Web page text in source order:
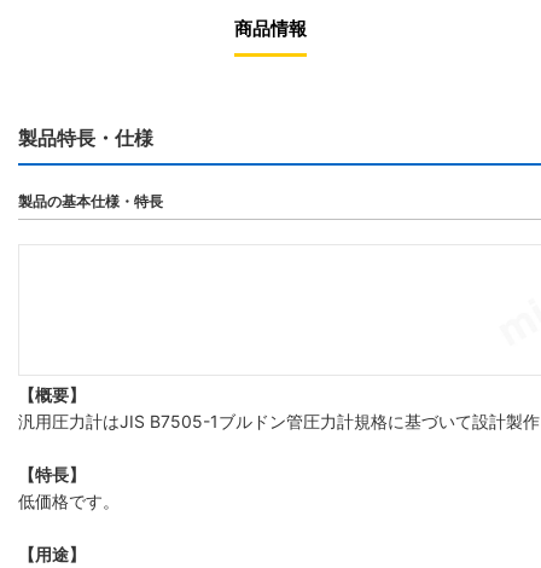
商品情報
製品特長・仕様
製品の基本仕様・特長
【概要】
汎用圧力計はJIS B7505-1ブルドン管圧力計規格に基づいて設計製
【特長】
低価格です。
【用途】